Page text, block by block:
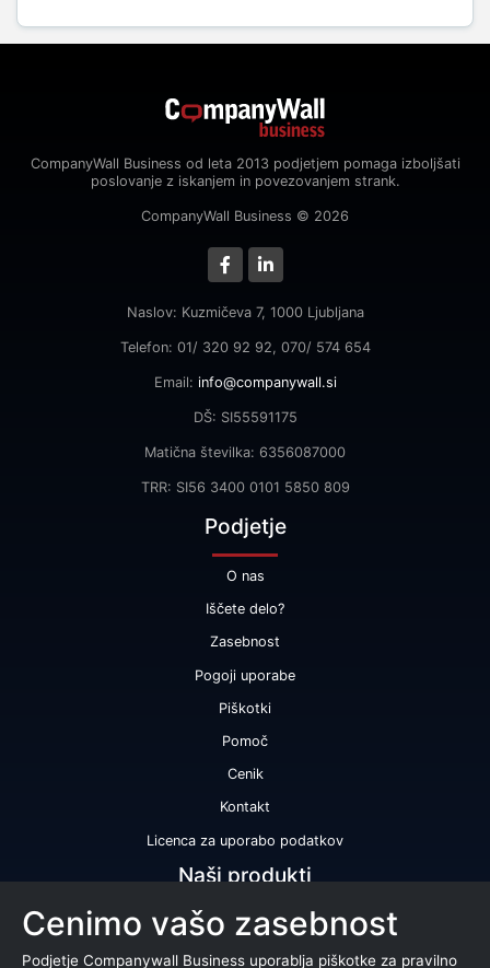
CompanyWall Business od leta 2013 podjetjem pomaga izboljšati
poslovanje z iskanjem in povezovanjem strank.
CompanyWall Business © 2026
Naslov: Kuzmičeva 7, 1000 Ljubljana
Telefon: 01/ 320 92 92, 070/ 574 654
Email: info@companywall.si
DŠ: SI55591175
Matična številka: 6356087000
TRR: SI56 3400 0101 5850 809
Podjetje
O nas
Iščete delo?
Zasebnost
Pogoji uporabe
Piškotki
Pomoč
Cenik
Kontakt
Licenca za uporabo podatkov
Naši produkti
Bonitetna ocena
Bonitetno poročilo
Cenimo vašo zasebnost
Podjetje Companywall Business uporablja piškotke za pravilno